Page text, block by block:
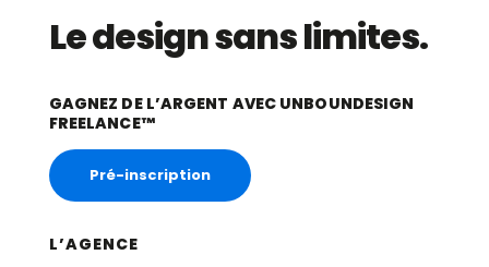
Le design sans limites.
GAGNEZ DE L’ARGENT AVEC UNBOUNDESIGN
FREELANCE™
Pré-inscription
L’AGENCE